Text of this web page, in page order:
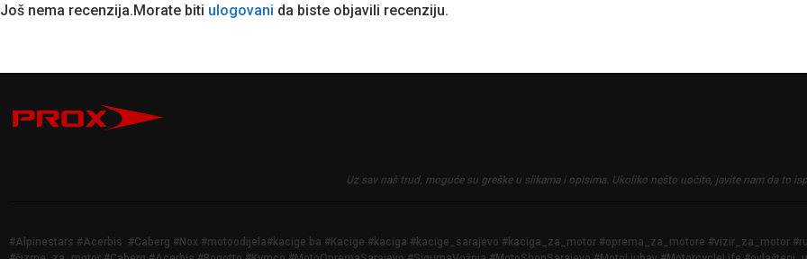
Još nema recenzija.Morate biti ulogovani da biste objavili recenziju.
Uz sav naš trud, moguće su greške u slikama i opisima. Ukoliko nešto uočite, javite nam da to
#Alpinestars #Acerbis #Caberg #Nox #motoodijela#kacige.ba #Kacige #kaciga #kacige_sarajevo #kaciga_za_motor #oprema_za_motore #vizir_za_motor